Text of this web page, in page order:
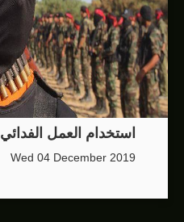
استخدام العمل الفدائي
Wed 04 December 2019